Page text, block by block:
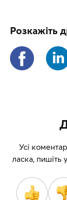
Розкажіть
Усі
ласка, пишіть